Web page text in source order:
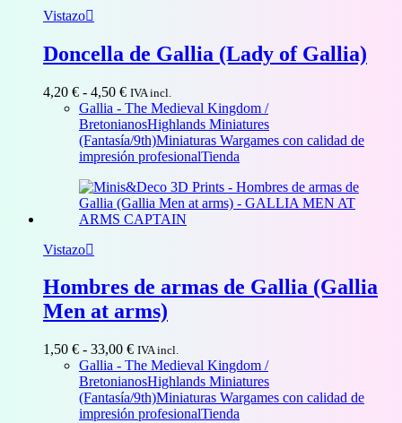
Vistazo
Doncella de Gallia (Lady of Gallia)
4,20 € - 4,50 €Rango
de
precios:
desde
4,20 €
4,50 €
IVA incl.
Gallia - The Medieval Kingdom /
BretonianosHighlands Miniatures
(Fantasía/9th)Miniaturas Wargames con calidad de
impresión profesionalTienda
Vistazo
Hombres de armas de Gallia (Gallia
Men at arms)
1,50 € - 33,00 €Rango
de
precios:
desde
1,50 €
IVA incl.
Gallia - The Medieval Kingdom /
BretonianosHighlands Miniatures
(Fantasía/9th)Miniaturas Wargames con calidad de
impresión profesionalTienda